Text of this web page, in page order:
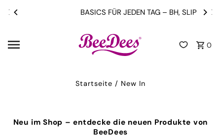
Direkt zum InhaltBASICS FÜR JEDEN TAG – BH, SLIP & TOPS
0
Startseite / New In
Neu im Shop – entdecke die neuen Produkte von
BeeDees